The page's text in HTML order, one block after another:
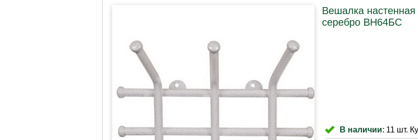
Вешалка
серебро ВН64БС
В наличии: 11 шт.